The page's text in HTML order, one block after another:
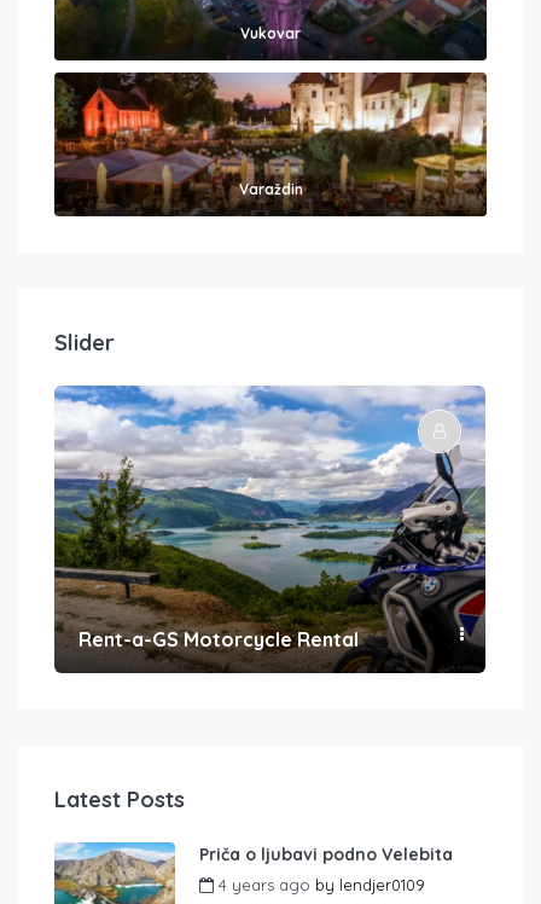
Vukovar
Varaždin
Slider
Rent-a-GS Motorcycle Rental
Latest Posts
Priča o ljubavi podno Velebita
4 years ago by lendjer0109